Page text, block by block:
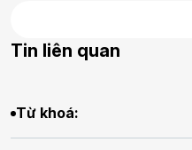
Tin liên quan
Từ khoá: